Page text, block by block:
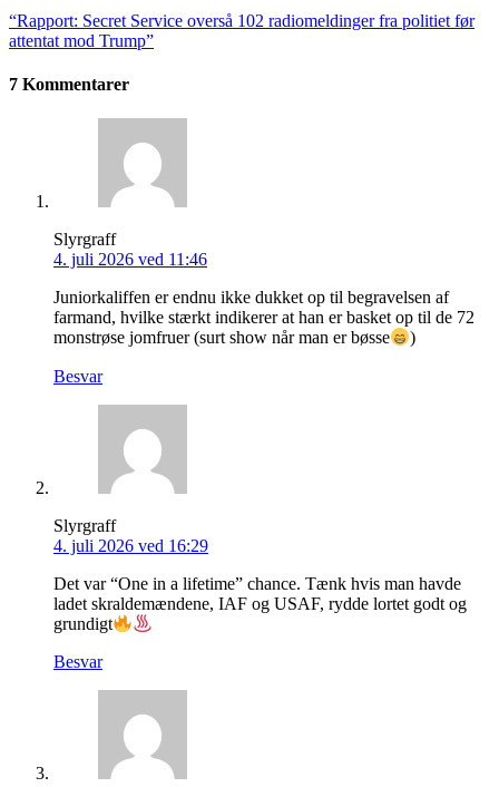
“Rapport: Secret Service overså 102 radiomeldinger fra politiet før
attentat mod Trump”
7 Kommentarer
Slyrgraff
4. juli 2026 ved 11:46
Juniorkaliffen er endnu ikke dukket op til begravelsen af
farmand, hvilke stærkt indikerer at han er basket op til de 72
monstrøse jomfruer (surt show når man er bøsse
)
Besvar
Slyrgraff
4. juli 2026 ved 16:29
Det var “One in a lifetime” chance. Tænk hvis man havde
ladet skraldemændene, IAF og USAF, rydde lortet godt og
grundigt
Besvar